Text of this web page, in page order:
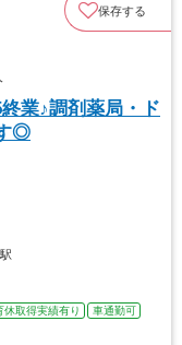
保存する
業♪調剤薬局・ド
◎
休取得実績有り
車通勤可